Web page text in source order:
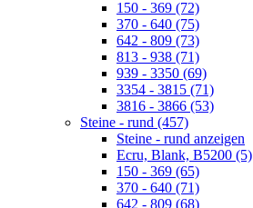
150 - 369 (72)
370 - 640 (75)
642 - 809 (73)
813 - 938 (71)
939 - 3350 (69)
3354 - 3815 (71)
3816 - 3866 (53)
Steine - rund (457)
Steine - rund anzeigen
Ecru, Blank, B5200 (5)
150 - 369 (65)
370 - 640 (71)
642 - 809 (68)